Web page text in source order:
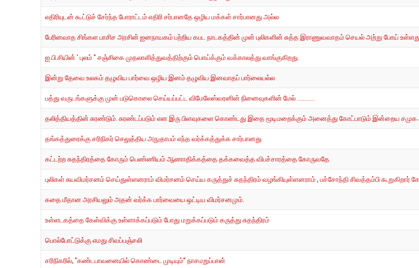
எதிரியுடன் கூட்டுச் சேர்ந்த போராட்டம் எதிரி சர்பானதே ஒழிய மக்கள் சார்பானது அல்ல
பேரினவாத சிங்கள பாசிச அரசின் ஐனநாயகம் பற்றிய கபட நாடகத்தின் முன் புலிகளின் சுத்த இராணுவவாதம் செயல் அற்று போய்
ஐ.பி.சியின் ' புலம் " சஞ்சிகை முதலாளித்துவத்திற்கும் பொய்க்கும் வக்காலத்து வாங்குகிறது.
இன்று தேவை உலகம் தழுவிய பார்வை ஒழிய இனம் தழுவிய இனவாதப் பார்லையல்ல
பத்து வருடங்களுக்கு முன் படுகொலை செய்யப்பட்ட விமேலேஸ்வரனின் நினைவுகளின் மேல் ............
தலித்தியத்தின் சுரண்டும். சுரண்டப்படும் என இரு பிளவுகளை கொண்டது இதை மூடிமறைக்கும் அனைத்து கோட்பாடும் இன்றைய சமுக
தங்கத்துரைக்கு சரிநிகர் செலுத்திய அநுதாபம் எந்த வர்க்கத்துக்க சார்பானது
கட்டற்ற சுதந்திரத்தை கோரும் பெண்ணியம் ஆணாதிக்கத்தை தக்கவைத்த விபச்சாரத்தை கோருவதே
புலிகள் சுயவிமர்சனம் செய்துள்ளனராம் விமர்சனம் செய்ய கருத்துச் சுதந்திரம் வழங்கியுள்ளனராம் , பச்சோந்தி சிவத்தம்பி கூறுகிறார்
கதை மீதான அரசியலும் அதன் வர்க்க பார்வையை ஒட்டிய விமர்சனமும்.
உள்ளடகத்தை கேள்விக்கு உள்ளாக்கப்படும் போது மறுக்கப்படும் கருத்து சுதந்திரம்
பொல்போட்டுக்கு எமது சிவப்பஞ்சலி
சரிநிகரில், "கண்டபாவனையில் கொண்டை முடியும்” நாசமறுப்பான்